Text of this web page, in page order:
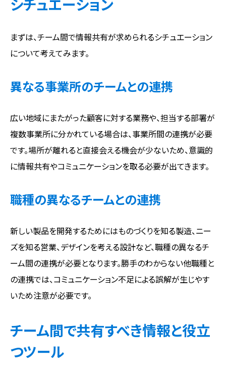
まずは、チーム間で情報共有が求められるシチュエーション
について考えてみます。
異なる事業所のチームとの連携
広い地域にまたがった顧客に対する業務や、担当する部署が
複数事業所に分かれている場合は、事業所間の連携が必要
です。場所が離れると直接会える機会が少ないため、意識的
に情報共有やコミュニケーションを取る必要が出てきます。
職種の異なるチームとの連携
新しい製品を開発するためにはものづくりを知る製造、ニー
ズを知る営業、デザインを考える設計など、職種の異なるチ
ーム間の連携が必要となります。勝手のわからない他職種と
の連携では、コミュニケーション不足による誤解が生じやす
いため注意が必要です。
チーム間で共有すべき情報と役立
つツール